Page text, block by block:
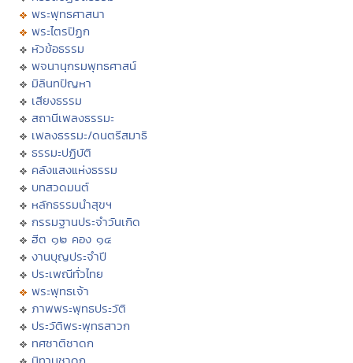
พระพุทธศาสนา
พระไตรปิฏก
หัวข้อธรรม
พจนานุกรมพุทธศาสน์
มิลินทปัญหา
เสียงธรรม
สถานีเพลงธรรมะ
เพลงธรรมะ/ดนตรีสมาธิ
ธรรมะปฏิบัติ
คลังแสงแห่งธรรม
บทสวดมนต์
หลักธรรมนำสุขฯ
กรรมฐานประจำวันเกิด
ฮีต ๑๒ คอง ๑๔
งานบุญประจำปี
ประเพณีทั่วไทย
พระพุทธเจ้า
ภาพพระพุทธประวัติ
ประวัติพระพุทธสาวก
ทศชาติชาดก